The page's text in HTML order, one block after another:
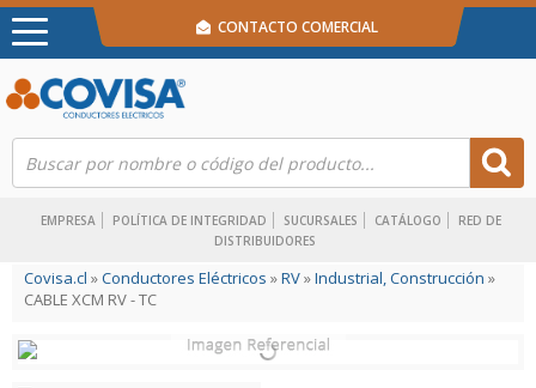
EMPRESA POLÍTICA DE INTEGRIDAD SUCURSALES CATÁLOGO
RED DE
DISTRIBUIDORES
CONTACTO COMERCIAL
Covisa.cl »Conductores Eléctricos »RV»Industrial, Construcción »
CABLE XCM RV - TC